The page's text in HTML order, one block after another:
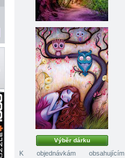
Výběr dárku
K objednávkám obsahujícím